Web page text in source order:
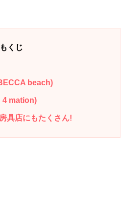
もくじ
beach)
4 mation)
具店にもたくさん!